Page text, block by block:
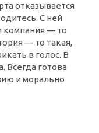
отказывается
С ней
компания — то
— то такая,
в голос. В
Всегда готова
и морально